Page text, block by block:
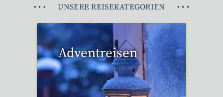
• • • UNSERE REISEKATEGORIEN • • •
Adventreisen